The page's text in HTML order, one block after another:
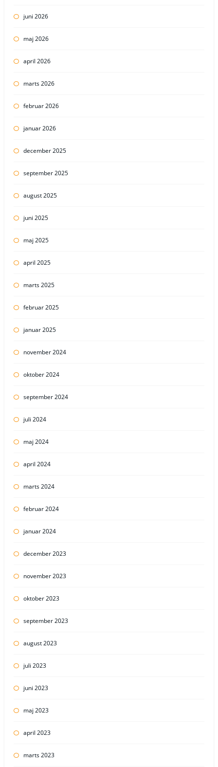
juni 2026
maj 2026
april 2026
marts 2026
februar 2026
januar 2026
december 2025
september 2025
august 2025
juni 2025
maj 2025
april 2025
marts 2025
februar 2025
januar 2025
november 2024
oktober 2024
september 2024
juli 2024
maj 2024
april 2024
marts 2024
februar 2024
januar 2024
december 2023
november 2023
oktober 2023
september 2023
august 2023
juli 2023
juni 2023
maj 2023
april 2023
marts 2023